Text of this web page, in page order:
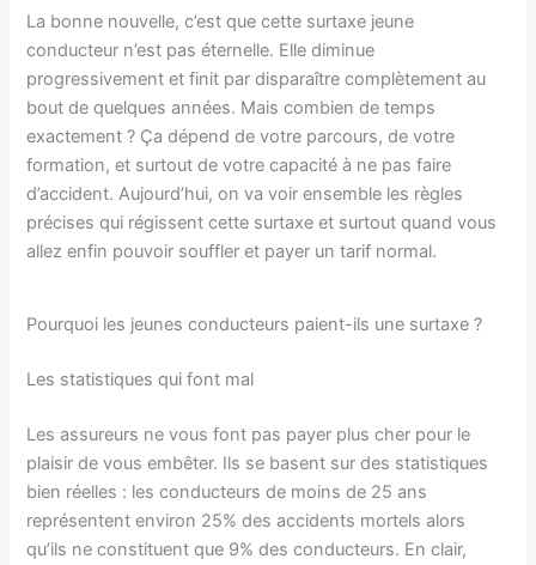
La bonne nouvelle, c’est que cette surtaxe jeune
conducteur n’est pas éternelle. Elle diminue
progressivement et finit par disparaître complètement au
bout de quelques années. Mais combien de temps
exactement ? Ça dépend de votre parcours, de votre
formation, et surtout de votre capacité à ne pas faire
d’accident. Aujourd’hui, on va voir ensemble les règles
précises qui régissent cette surtaxe et surtout quand vous
allez enfin pouvoir souffler et payer un tarif normal.
Pourquoi les jeunes conducteurs paient-ils une surtaxe ?
Les statistiques qui font mal
Les assureurs ne vous font pas payer plus cher pour le
plaisir de vous embêter. Ils se basent sur des statistiques
bien réelles : les conducteurs de moins de 25 ans
représentent environ 25% des accidents mortels alors
qu’ils ne constituent que 9% des conducteurs. En clair,